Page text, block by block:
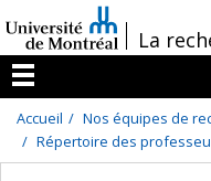
au
contenu
/La
Menu
Accueil
Nos équipes de
Répertoire des